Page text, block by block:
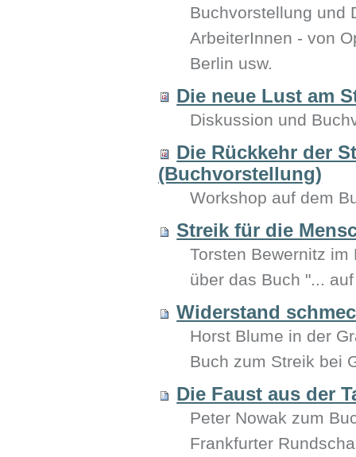
Buchvorstellung und
ArbeiterInnen - von
Berlin usw.
Die neue Lust am
Diskussion und
Die Rückkehr der
(Buchvorstellung)
Workshop auf dem
Streik für die
Torsten Bewernitz
über das Buch "...
Widerstand
Horst Blume in der
Buch zum Streik bei
Die Faust aus der
Peter Nowak zum
Frankfurter